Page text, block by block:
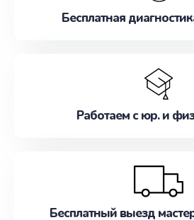
Бесплатная
Работаем с юр. и
Бесплатный выезд